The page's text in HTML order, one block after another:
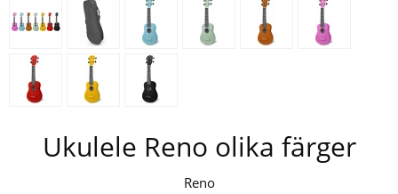
Ukulele Reno olika färger
Reno